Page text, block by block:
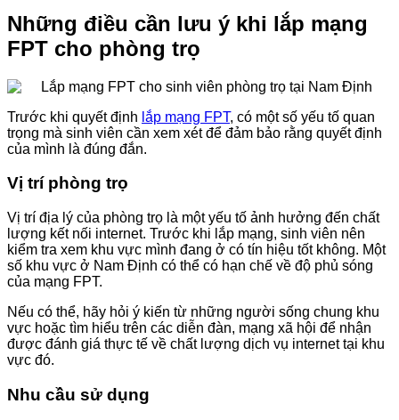
Những điều cần lưu ý khi lắp mạng
FPT cho phòng trọ
Trước khi quyết định lắp mạng FPT, có một số yếu tố quan
trọng mà sinh viên cần xem xét để đảm bảo rằng quyết định
của mình là đúng đắn.
Vị trí phòng trọ
Vị trí địa lý của phòng trọ là một yếu tố ảnh hưởng đến chất
lượng kết nối internet. Trước khi lắp mạng, sinh viên nên
kiểm tra xem khu vực mình đang ở có tín hiệu tốt không. Một
số khu vực ở Nam Định có thể có hạn chế về độ phủ sóng
của mạng FPT.
Nếu có thể, hãy hỏi ý kiến từ những người sống chung khu
vực hoặc tìm hiểu trên các diễn đàn, mạng xã hội để nhận
được đánh giá thực tế về chất lượng dịch vụ internet tại khu
vực đó.
Nhu cầu sử dụng